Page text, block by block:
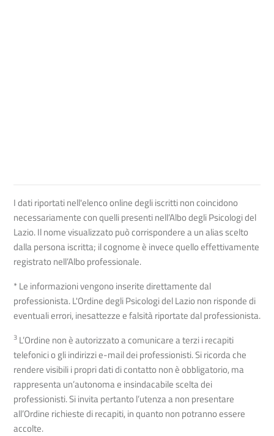
I dati riportati nell'elenco online degli iscritti non coincidono
necessariamente con quelli presenti nell’Albo degli Psicologi del
Lazio. Il nome visualizzato può corrispondere a un alias scelto
dalla persona iscritta; il cognome è invece quello effettivamente
registrato nell’Albo professionale.
* Le informazioni vengono inserite direttamente dal
professionista. L'Ordine degli Psicologi del Lazio non risponde di
eventuali errori, inesattezze e falsità riportate dal professionista.
3 L’Ordine non è autorizzato a comunicare a terzi i recapiti
telefonici o gli indirizzi e-mail dei professionisti. Si ricorda che
rendere visibili i propri dati di contatto non è obbligatorio, ma
rappresenta un’autonoma e insindacabile scelta dei
professionisti. Si invita pertanto l’utenza a non presentare
all’Ordine richieste di recapiti, in quanto non potranno essere
accolte.